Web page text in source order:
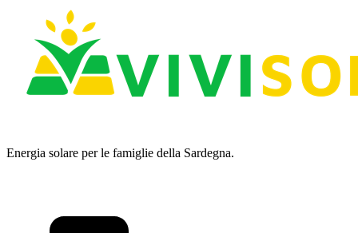
Energia solare per le famiglie della Sardegna.